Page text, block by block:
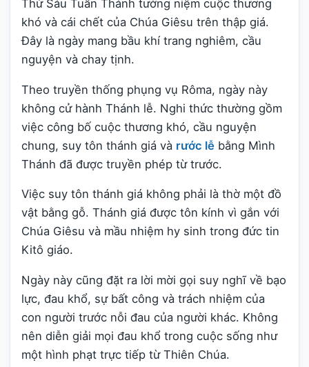
Thứ Sáu Tuần Thánh tưởng niệm cuộc thương
khó và cái chết của Chúa Giêsu trên thập giá.
Đây là ngày mang bầu khí trang nghiêm, cầu
nguyện và chay tịnh.
Theo truyền thống phụng vụ Rôma, ngày này
không cử hành Thánh lễ. Nghi thức thường gồm
việc công bố cuộc thương khó, cầu nguyện
chung, suy tôn thánh giá và rước lễ bằng Mình
Thánh đã được truyền phép từ trước.
Việc suy tôn thánh giá không phải là thờ một đồ
vật bằng gỗ. Thánh giá được tôn kính vì gắn với
Chúa Giêsu và mầu nhiệm hy sinh trong đức tin
Kitô giáo.
Ngày này cũng đặt ra lời mời gọi suy nghĩ về bạo
lực, đau khổ, sự bất công và trách nhiệm của
con người trước nỗi đau của người khác. Không
nên diễn giải mọi đau khổ trong cuộc sống như
một hình phạt trực tiếp từ Thiên Chúa.